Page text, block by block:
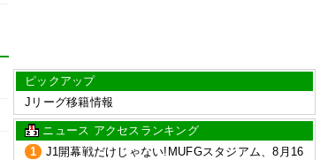
ピックアップ
Jリーグ移籍情報
ニュース アクセスランキング
1
J1開幕戦だけじゃない!MUFGスタジアム、8月16